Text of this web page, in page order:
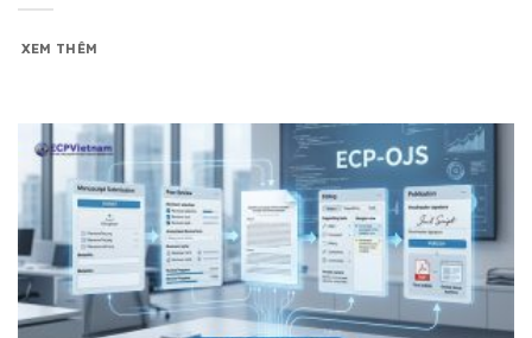
XEM THÊM